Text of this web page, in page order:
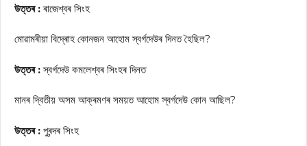
উত্তৰ :ৰাজেশ্বৰ সিংহ
মোৱামৰীয়া বিদ্ৰোহ কোনজন আহোম স্বৰ্গদেউৰ দিনত হৈছিল?
উত্তৰ :স্বৰ্গদেউ কমলেশ্বৰ সিংহৰ দিনত
মানৰ দ্বিতীয় অসম আক্ৰমণৰ সময়ত আহোম স্বৰ্গদেউ কোন আছিল?
উত্তৰ : পুৰন্দৰ সিংহ